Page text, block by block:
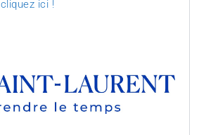
cliquez ici !